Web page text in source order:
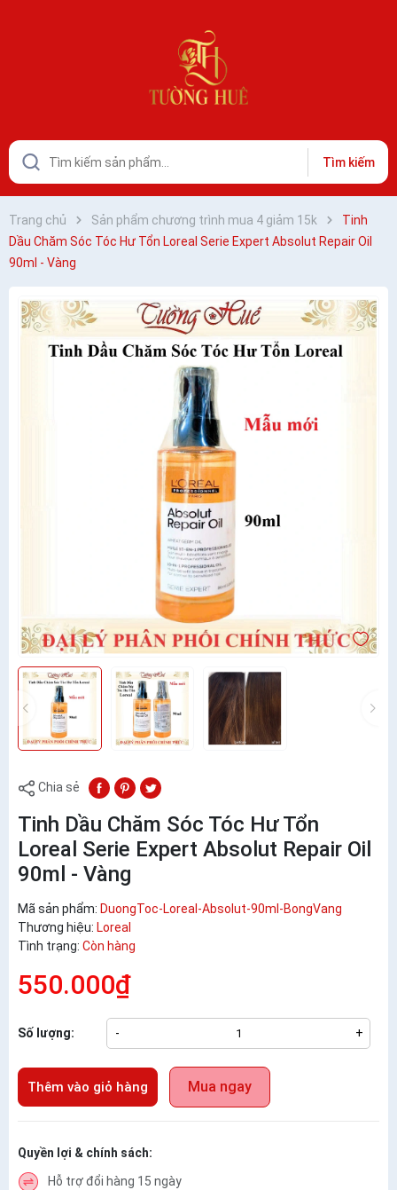
Tìm kiếm
Trang chủ Sản phẩm chương trình mua 4 giảm 15k
Tinh
Dầu Chăm Sóc Tóc Hư Tổn Loreal Serie Expert Absolut Repair Oil
90ml - Vàng
Chia sẻ
Tinh Dầu Chăm Sóc Tóc Hư Tổn
Loreal Serie Expert Absolut Repair Oil
90ml - Vàng
Mã sản phẩm: DuongToc-Loreal-Absolut-90ml-BongVang
Thương hiệu: Loreal
Tình trạng: Còn hàng
550.000₫
Số lượng: - +
Thêm vào giỏ hàng Mua ngay
Quyền lợi & chính sách:
Hỗ trợ đổi hàng 15 ngày